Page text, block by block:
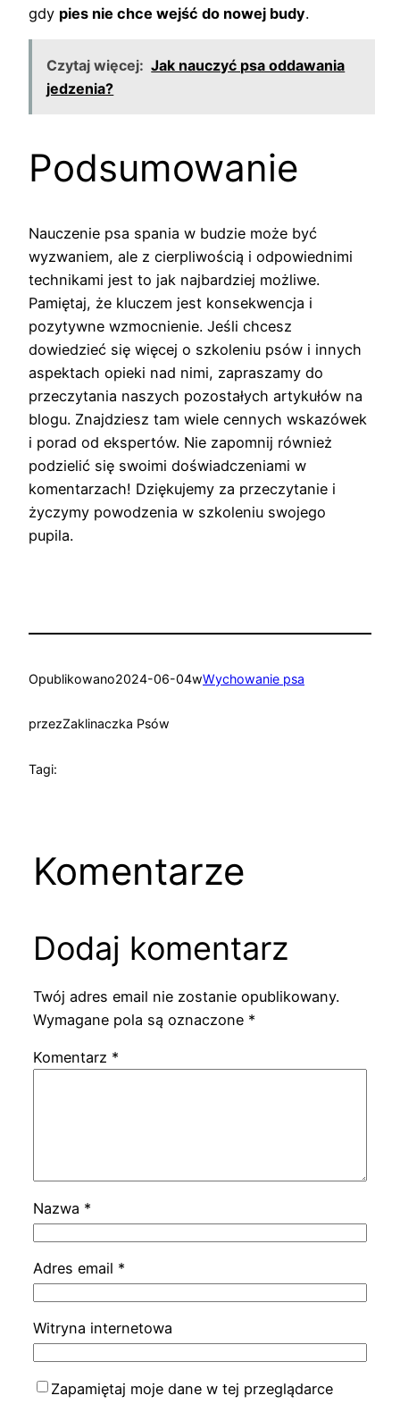
gdy pies nie chce wejść do nowej budy.
Czytaj więcej: Jak nauczyć psa oddawania
jedzenia?
Podsumowanie
Nauczenie psa spania w budzie może być
wyzwaniem, ale z cierpliwością i odpowiednimi
technikami jest to jak najbardziej możliwe.
Pamiętaj, że kluczem jest konsekwencja i
pozytywne wzmocnienie. Jeśli chcesz
dowiedzieć się więcej o szkoleniu psów i innych
aspektach opieki nad nimi, zapraszamy do
przeczytania naszych pozostałych artykułów na
blogu. Znajdziesz tam wiele cennych wskazówek
i porad od ekspertów. Nie zapomnij również
podzielić się swoimi doświadczeniami w
komentarzach! Dziękujemy za przeczytanie i
życzymy powodzenia w szkoleniu swojego
pupila.
Opublikowano2024-06-04wWychowanie psa
przezZaklinaczka Psów
Tagi:
Komentarze
Dodaj komentarz
Twój adres email nie zostanie opublikowany.
Wymagane pola są oznaczone *
Komentarz *
Nazwa *
Adres email *
Witryna internetowa
Zapamiętaj moje dane w tej przeglądarce